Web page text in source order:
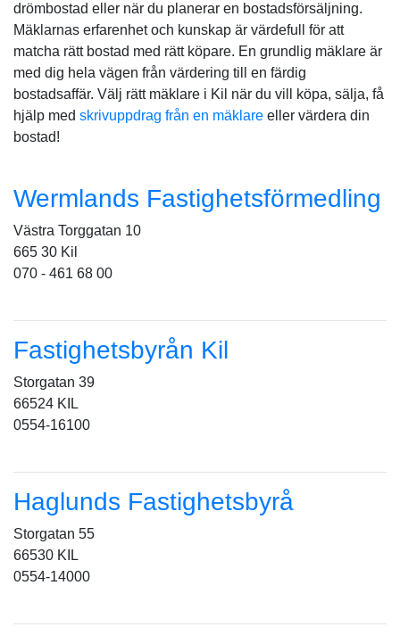
drömbostad eller när du planerar en bostadsförsäljning.
Mäklarnas erfarenhet och kunskap är värdefull för att
matcha rätt bostad med rätt köpare. En grundlig mäklare är
med dig hela vägen från värdering till en färdig
bostadsaffär. Välj rätt mäklare i Kil när du vill köpa, sälja, få
hjälp med skrivuppdrag från en mäklare eller värdera din
bostad!
Wermlands Fastighetsförmedling
Västra Torggatan 10
665 30 Kil
070 - 461 68 00
Fastighetsbyrån Kil
Storgatan 39
66524 KIL
0554-16100
Haglunds Fastighetsbyrå
Storgatan 55
66530 KIL
0554-14000